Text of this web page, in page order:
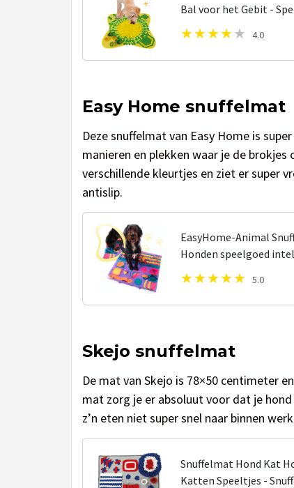
Bal voor het Gebit -
Honden Speelgoed -
4.0
Easy Home snuffelmat
Deze snuffelmat van Easy Home is
manieren en plekken waar je de
verschillende kleurtjes en ziet er super
antislip.
EasyHome-Animal
Honden speelgoed
5.0
Skejo snuffelmat
De mat van Skejo is 78×50 centimeter
mat zorg je er absoluut voor dat je
z’n eten niet super snel naar binnen
Snuffelmat Hond Kat
Katten Speeltjes -